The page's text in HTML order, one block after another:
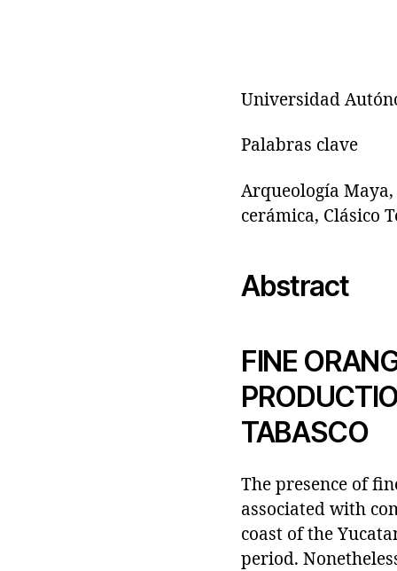
Universidad
Palabras clave
Arqueología
cerámica, Clásico
Abstract
FINE
TABASCO
The presence of
associated with
coast of the
period.